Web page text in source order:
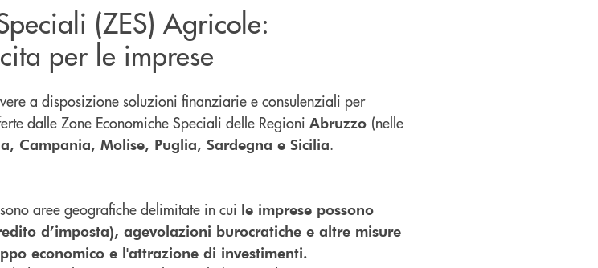
(ZES) Agricole:
per le imprese
a disposizione soluzioni finanziarie e consulenziali per
dalle Zone Economiche Speciali delle Regioni Abruzzo (nelle
Campania, Molise, Puglia, Sardegna e Sicilia.
aree geografiche delimitate in cui le imprese possono
d’imposta), agevolazioni burocratiche e altre misure
economico e l'attrazione di investimenti.